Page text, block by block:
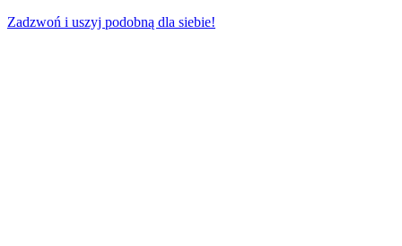
Zadzwoń i uszyj podobną dla siebie!